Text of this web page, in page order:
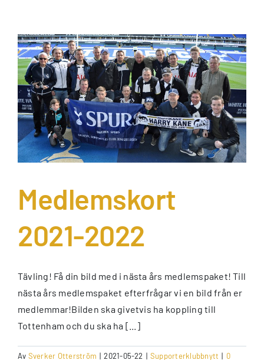
Medlemskort
2021-2022
Tävling! Få din bild med i nästa års medlemspaket! Till
nästa års medlemspaket efterfrågar vi en bild från er
medlemmar!Bilden ska givetvis ha koppling till
Tottenham och du ska ha [...]
Av Sverker Otterström | 2021-05-22 | Supporterklubbnytt | 0